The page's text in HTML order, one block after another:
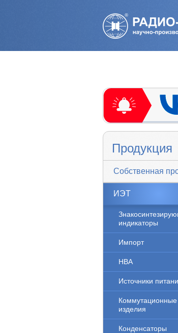
Продукция
Собственная
ИЭТ
индикаторы
Импорт
НВА
Источники
Коммутационные
изделия
Конденсаторы